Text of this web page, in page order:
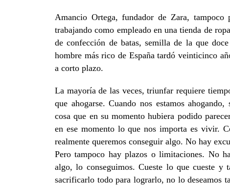
Amancio Ortega, fundador de Zara,
trabajando como empleado en una tienda de
de confección de batas, semilla de la que
hombre más rico de España tardó veinticinco
a corto plazo.
La mayoría de las veces, triunfar requiere
que ahogarse. Cuando nos estamos
cosa que en su momento hubiera podido
en ese momento lo que nos importa es vivir.
realmente queremos conseguir algo. No hay
Pero tampoco hay plazos o limitaciones. No
algo, lo conseguimos. Cueste lo que cueste y
sacrificarlo todo para lograrlo, no lo deseamos